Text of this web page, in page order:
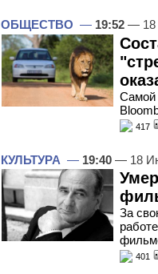
ОБЩЕСТВО — 19:52 — 18
Самой
417
КУЛЬТУРА — 19:40 — 18
За
401